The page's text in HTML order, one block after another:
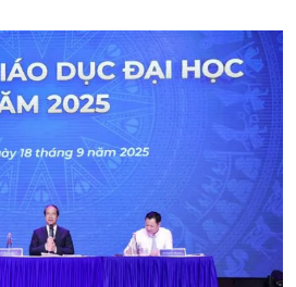
Thế giới
Tin thế giới
Vấn đề quốc tế
Hồ sơ sự kiện quốc tế
Thế giới & Việt Nam
Biên cương - Một dải vững